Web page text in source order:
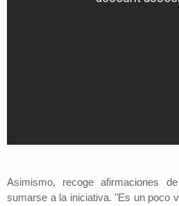
Asimismo, recoge afirmaciones
sumarse a la iniciativa. "Es un poco